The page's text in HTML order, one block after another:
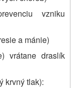
vzniku
a mánie)
vrátane draslík
krvný tlak):